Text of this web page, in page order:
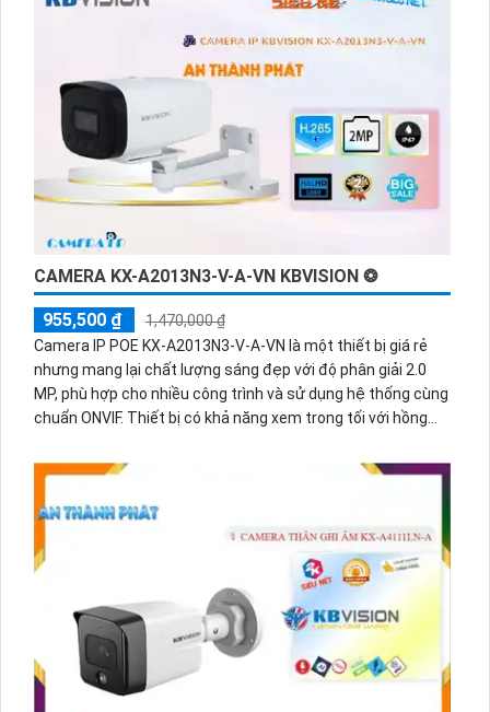
CAMERA KX-A2013N3-V-A-VN KBVISION ❂
955,500 ₫
1,470,000 ₫
Camera IP POE KX-A2013N3-V-A-VN là một thiết bị giá rẻ
nhưng mang lại chất lượng sáng đẹp với độ phân giải 2.0
MP, phù hợp cho nhiều công trình và sử dụng hệ thống cùng
chuẩn ONVIF. Thiết bị có khả năng xem trong tối với hồng
công trình vào ban đêm. Với thân vỏ bằng sắt, camera này
cấp hệ thống camera hiện tại. Ngoài ra, tính năng thu âm
chất lượng cũng là một điểm nổi bật của thiết bị này.